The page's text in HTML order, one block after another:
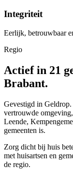
Integriteit
Eerlijk, betrouwbaar
Regio
Actief in 21
Brabant.
Gevestigd in
vertrouwde
Leende,
gemeenten is.
Zorg dicht bij huis
met huisartsen en
de regio.